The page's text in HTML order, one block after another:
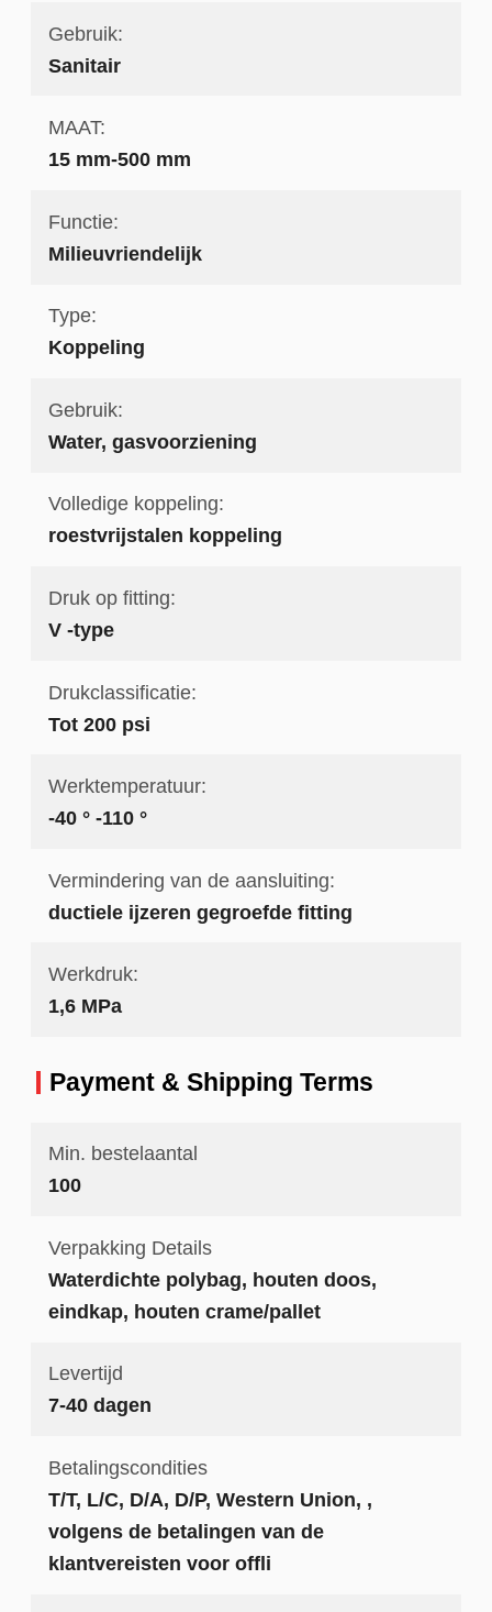
Gebruik:
Sanitair
MAAT:
15 mm-500 mm
Functie:
Milieuvriendelijk
Type:
Koppeling
Gebruik:
Water, gasvoorziening
Volledige koppeling:
roestvrijstalen koppeling
Druk op fitting:
V -type
Drukclassificatie:
Tot 200 psi
Werktemperatuur:
-40 ° -110 °
Vermindering van de aansluiting:
ductiele ijzeren gegroefde fitting
Werkdruk:
1,6 MPa
Payment & Shipping Terms
Min. bestelaantal
100
Verpakking Details
Waterdichte polybag, houten doos,
eindkap, houten crame/pallet
Levertijd
7-40 dagen
Betalingscondities
T/T, L/C, D/A, D/P, Western Union, ,
volgens de betalingen van de
klantvereisten voor offli